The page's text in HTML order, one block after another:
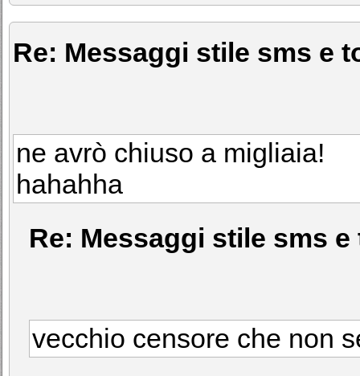
Re: Messaggi stile sms e
ne avrò chiuso a migliaia!
hahahha
Re: Messaggi stile sms
vecchio censore che non